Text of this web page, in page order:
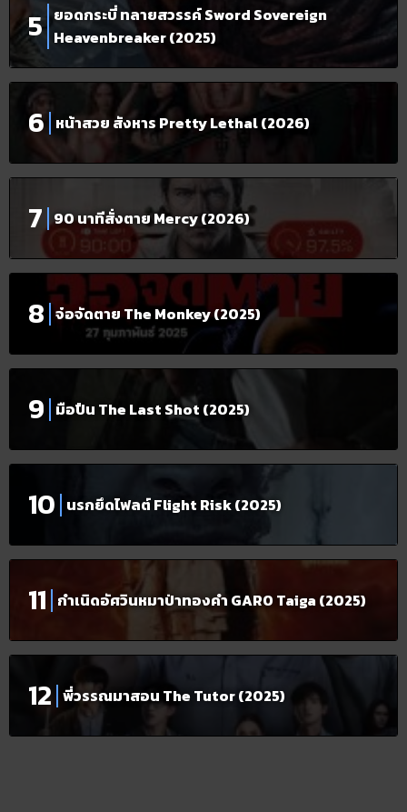
ยอดกระบี่ ทลายสวรรค์ Sword Sovereign
Heavenbreaker (2025)
หน้าสวย สังหาร Pretty Lethal (2026)
90 นาทีสั่งตาย Mercy (2026)
จ๋อจัดตาย The Monkey (2025)
มือปืน The Last Shot (2025)
นรกยึดไฟลต์ Flight Risk (2025)
กำเนิดอัศวินหมาป่าทองคำ GARO Taiga (2025)
พี่วรรณมาสอน The Tutor (2025)